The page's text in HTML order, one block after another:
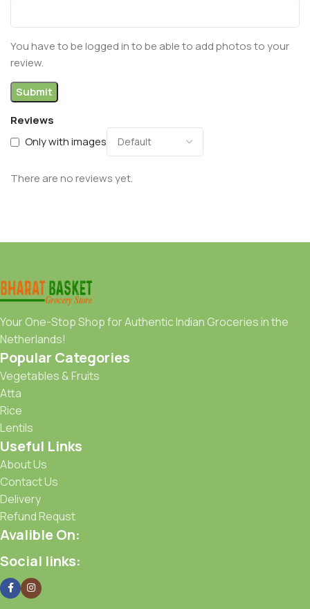
Reviews
Only with images
There are no reviews yet.
You have to be logged in to be able to add photos to your
review.
Your One-Stop Shop for Authentic Indian Groceries in the
Netherlands!
Popular Categories
Vegetables & Fruits
Atta
Rice
Lentils
Useful Links
About Us
Contact Us
Delivery
Refund Requst
Avalible On:
Social links: